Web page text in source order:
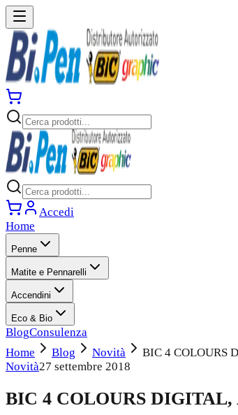
Accedi
Home
Penne
Matite e Pennarelli
Accendini
Eco & Bio
BlogConsulenza
Home
Blog Novità
BIC 4 COLOURS
Novità27 settembre 2018
BIC 4 COLOURS